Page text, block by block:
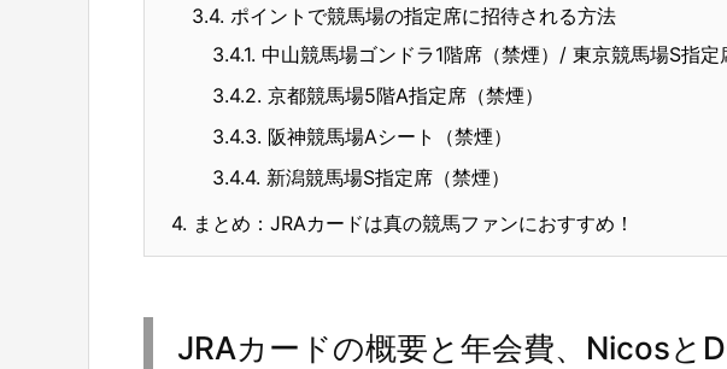
3.4. ポイントで競馬場の指定席に招待される方法
3.4.1. 中山競馬場ゴンドラ1階席（禁煙）/ 東京競馬場S指定
3.4.2. 京都競馬場5階A指定席（禁煙）
3.4.3. 阪神競馬場Aシート（禁煙）
3.4.4. 新潟競馬場S指定席（禁煙）
4. まとめ：JRAカードは真の競馬ファンにおすすめ！
JRAカードの概要と年会費、Nicosと